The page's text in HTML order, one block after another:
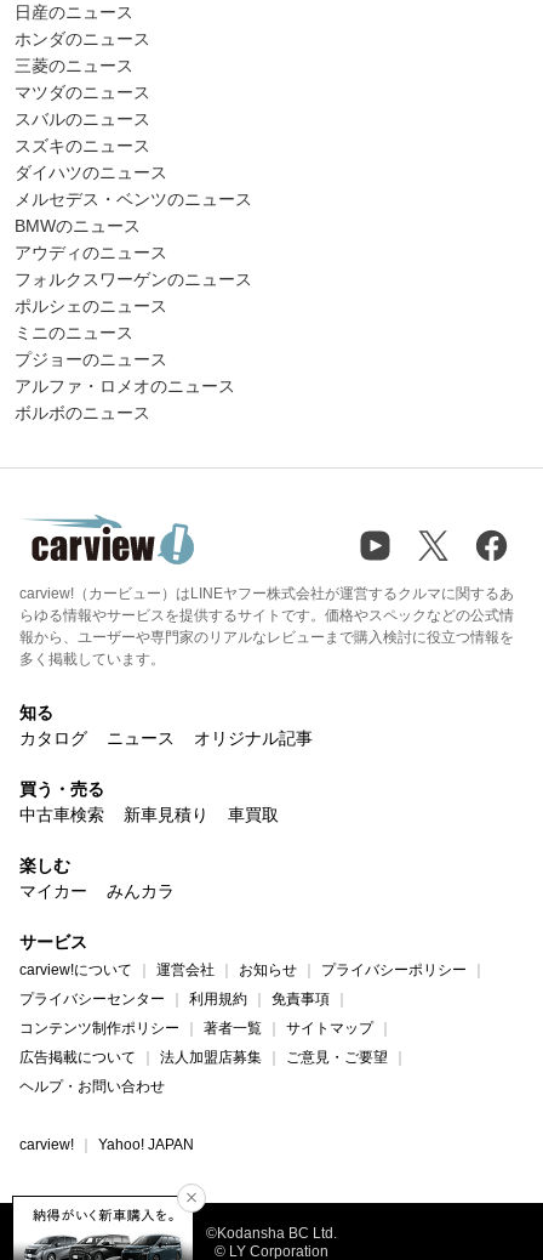
日産のニュース
ホンダのニュース
三菱のニュース
マツダのニュース
スバルのニュース
スズキのニュース
ダイハツのニュース
メルセデス・ベンツのニュース
BMWのニュース
アウディのニュース
フォルクスワーゲンのニュース
ポルシェのニュース
ミニのニュース
プジョーのニュース
アルファ・ロメオのニュース
ボルボのニュース
carview!（カービュー）はLINEヤフー株式会社が運営するクルマに関するあ
らゆる情報やサービスを提供するサイトです。価格やスペックなどの公式情
報から、ユーザーや専門家のリアルなレビューまで購入検討に役立つ情報を
多く掲載しています。
知る
カタログ
ニュース オリジナル記事
買う・売る
中古車検索
新車見積り 車買取
楽しむ
マイカー
みんカラ
サービス
carview!について 運営会社 お知らせ
プライバシーポリシー
プライバシーセンター
利用規約
免責事項
コンテンツ制作ポリシー
著者一覧
サイトマップ
広告掲載について
法人加盟店募集
ご意見・ご要望
ヘルプ・お問い合わせ
carview! Yahoo! JAPAN
©Kodansha BC Ltd.
© LY Corporation